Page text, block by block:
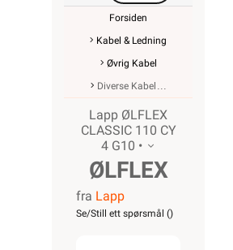
Forsiden
Kabel & Ledning
Øvrig Kabel
Diverse Kabel
Lapp ØLFLEX
CLASSIC 110 CY
4 G10 •
ØLFLEX
CLASSIC
fra Lapp
Se/Still ett spørsmål ()